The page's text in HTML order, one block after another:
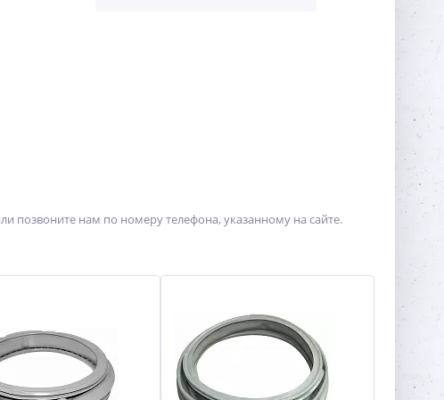
позвоните нам по номеру телефона, указанному на сайте.